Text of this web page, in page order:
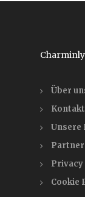
Über
Kontakt
Unsere
Cookie